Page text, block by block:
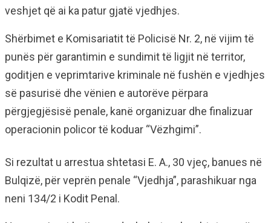
veshjet që ai ka patur gjatë vjedhjes.
Shërbimet e Komisariatit të Policisë Nr. 2, në vijim të
punës për garantimin e sundimit të ligjit në territor,
goditjen e veprimtarive kriminale në fushën e vjedhjes
së pasurisë dhe vënien e autorëve përpara
përgjegjësisë penale, kanë organizuar dhe finalizuar
operacionin policor të koduar “Vëzhgimi”.
Si rezultat u arrestua shtetasi E. A., 30 vjeç, banues në
Bulqizë, për veprën penale “Vjedhja”, parashikuar nga
neni 134/2 i Kodit Penal.